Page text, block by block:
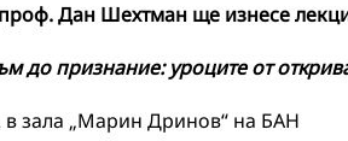
Дан Шехтман ще изнесе
до признание: уроците от
в зала „Марин Дринов“ на БАН